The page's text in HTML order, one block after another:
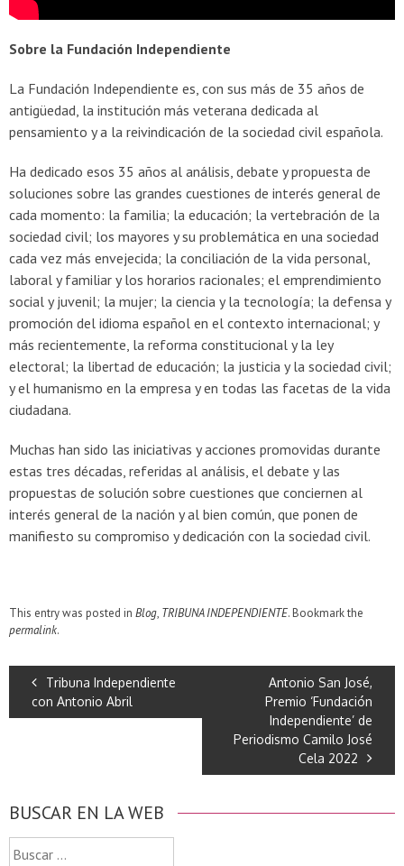
Sobre la Fundación Independiente
La Fundación Independiente es, con sus más de 35 años de
antigüedad, la institución más veterana dedicada al
pensamiento y a la reivindicación de la sociedad civil española.
Ha dedicado esos 35 años al análisis, debate y propuesta de
soluciones sobre las grandes cuestiones de interés general de
cada momento: la familia; la educación; la vertebración de la
sociedad civil; los mayores y su problemática en una sociedad
cada vez más envejecida; la conciliación de la vida personal,
laboral y familiar y los horarios racionales; el emprendimiento
social y juvenil; la mujer; la ciencia y la tecnología; la defensa y
promoción del idioma español en el contexto internacional; y
más recientemente, la reforma constitucional y la ley
electoral; la libertad de educación; la justicia y la sociedad civil;
y el humanismo en la empresa y en todas las facetas de la vida
ciudadana.
Muchas han sido las iniciativas y acciones promovidas durante
estas tres décadas, referidas al análisis, el debate y las
propuestas de solución sobre cuestiones que conciernen al
interés general de la nación y al bien común, que ponen de
manifiesto su compromiso y dedicación con la sociedad civil.
This entry was posted in Blog, TRIBUNA INDEPENDIENTE. Bookmark the
permalink.
Tribuna Independiente
con Antonio Abril
Antonio San José,
Premio ‘Fundación
Independiente’ de
Periodismo Camilo José
Cela 2022
BUSCAR EN LA WEB
Buscar: